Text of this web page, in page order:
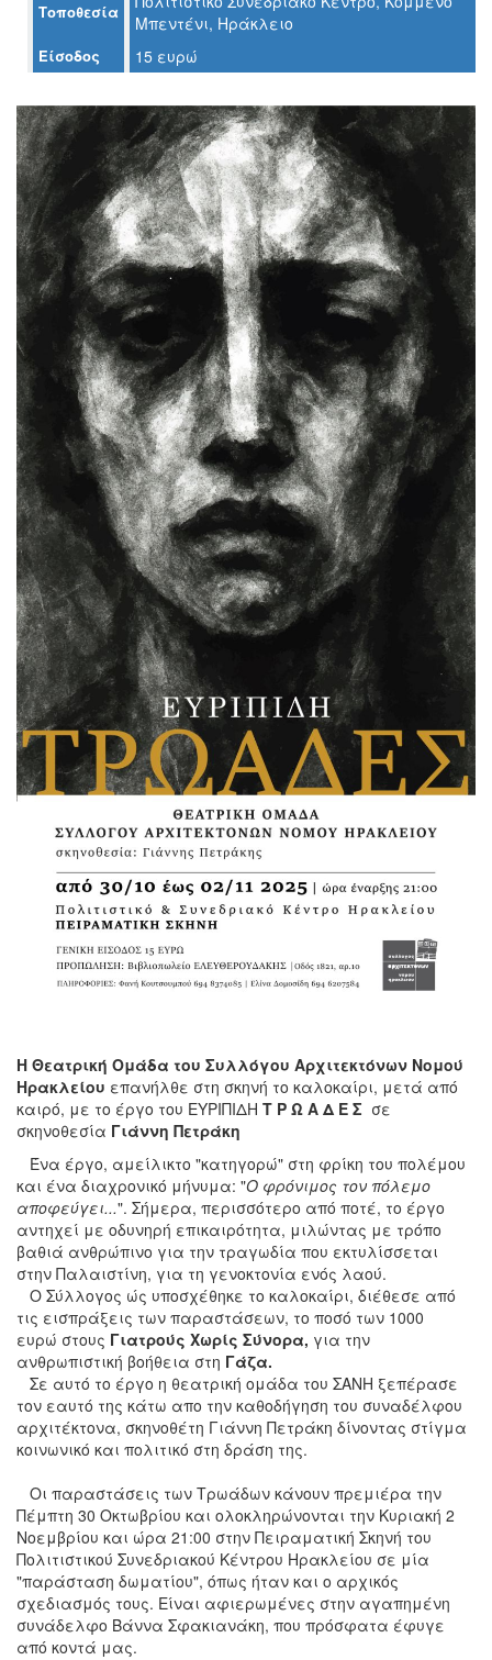
ΤΟΠΟΣ
ΜΑΣ
ΔΗΜΟΣ
ΠΟΛΙΤΙΣΜΟΣ
ΑΝΘΕΚΤΙΚΗ
ΠΟΛΗ
Τοποθεσία
Μπεντένι, Ηράκλειο
Είσοδος 15 ευρώ
Η Θεατρική Ομάδα του Συλλόγου Αρχιτεκτόνων Νομού
Ηρακλείου επανήλθε στη σκηνή το καλοκαίρι, μετά από
καιρό, με το έργο του ΕΥΡΙΠΙΔΗ Τ Ρ Ω Α Δ Ε Σ σε
σκηνοθεσία Γιάννη Πετράκη
Ένα έργο, αμείλικτο "κατηγορώ" στη φρίκη του πολέμου
και ένα διαχρονικό μήνυμα: "Ο φρόνιμος τον πόλεμο
αποφεύγει...". Σήμερα, περισσότερο από ποτέ, το έργο
αντηχεί με οδυνηρή επικαιρότητα, μιλώντας με τρόπο
βαθιά ανθρώπινο για την τραγωδία που εκτυλίσσεται
στην Παλαιστίνη, για τη γενοκτονία ενός λαού.
Ο Σύλλογος ώς υποσχέθηκε το καλοκαίρι, διέθεσε από
τις εισπράξεις των παραστάσεων, το ποσό των 1000
ευρώ στους Γιατρούς Χωρίς Σύνορα, για την
ανθρωπιστική βοήθεια στη Γάζα.
Σε αυτό το έργο η θεατρική ομάδα του ΣΑΝΗ ξεπέρασε
τον εαυτό της κάτω απο την καθοδήγηση του συναδέλφου
αρχιτέκτονα, σκηνοθέτη Γιάννη Πετράκη δίνοντας στίγμα
κοινωνικό και πολιτικό στη δράση της.
Οι παραστάσεις των Τρωάδων κάνουν πρεμιέρα την
Πέμπτη 30 Οκτωβρίου και ολοκληρώνονται την Κυριακή 2
Νοεμβρίου και ώρα 21:00 στην Πειραματική Σκηνή του
Πολιτιστικού Συνεδριακού Κέντρου Ηρακλείου σε μία
"παράσταση δωματίου", όπως ήταν και ο αρχικός
σχεδιασμός τους. Είναι αφιερωμένες στην αγαπημένη
συνάδελφο Βάννα Σφακιανάκη, που πρόσφατα έφυγε
από κοντά μας.